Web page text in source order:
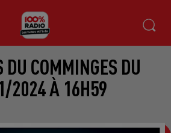
DU COMMINGES DU
2024 À 16H59